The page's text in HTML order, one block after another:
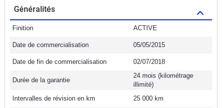
Généralités
Finition ACTIVE
Date de commercialisation 05/05/2015
Date de fin de commercialisation 02/07/2018
Durée de la garantie
24 mois (kilométrage
illimité)
Intervalles de révision en km
25 000 km